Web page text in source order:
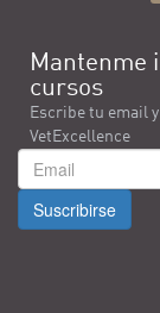
Mantenme
cursos
Escribe tu email
VetExcellence
Suscribirse